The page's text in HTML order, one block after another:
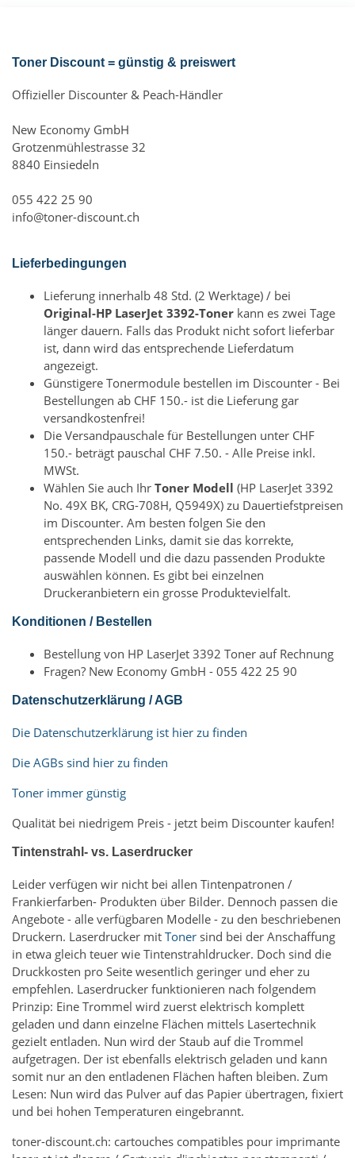
Toner Discount = günstig & preiswert
Offizieller Discounter & Peach-Händler
New Economy GmbH
Grotzenmühlestrasse 32
8840 Einsiedeln
055 422 25 90
info@toner-discount.ch
Lieferbedingungen
Lieferung innerhalb 48 Std. (2 Werktage) / bei
Original-HP LaserJet 3392-Toner kann es zwei Tage
länger dauern. Falls das Produkt nicht sofort lieferbar
ist, dann wird das entsprechende Lieferdatum
angezeigt.
Günstigere Tonermodule bestellen im Discounter - Bei
Bestellungen ab CHF 150.- ist die Lieferung gar
versandkostenfrei!
Die Versandpauschale für Bestellungen unter CHF
150.- beträgt pauschal CHF 7.50. - Alle Preise inkl.
MWSt.
Wählen Sie auch Ihr Toner Modell (HP LaserJet 3392
No. 49X BK, CRG-708H, Q5949X) zu Dauertiefstpreisen
im Discounter. Am besten folgen Sie den
entsprechenden Links, damit sie das korrekte,
passende Modell und die dazu passenden Produkte
auswählen können. Es gibt bei einzelnen
Druckeranbietern ein grosse Produktevielfalt.
Konditionen / Bestellen
Bestellung von HP LaserJet 3392 Toner auf Rechnung
Fragen? New Economy GmbH - 055 422 25 90
Datenschutzerklärung / AGB
Die Datenschutzerklärung ist hier zu finden
Die AGBs sind hier zu finden
Toner immer günstig
Qualität bei niedrigem Preis - jetzt beim Discounter kaufen!
Tintenstrahl- vs. Laserdrucker
Leider verfügen wir nicht bei allen Tintenpatronen /
Frankierfarben- Produkten über Bilder. Dennoch passen die
Angebote - alle verfügbaren Modelle - zu den beschriebenen
Druckern. Laserdrucker mit Toner sind bei der Anschaffung
in etwa gleich teuer wie Tintenstrahldrucker. Doch sind die
Druckkosten pro Seite wesentlich geringer und eher zu
empfehlen. Laserdrucker funktionieren nach folgendem
Prinzip: Eine Trommel wird zuerst elektrisch komplett
geladen und dann einzelne Flächen mittels Lasertechnik
gezielt entladen. Nun wird der Staub auf die Trommel
aufgetragen. Der ist ebenfalls elektrisch geladen und kann
somit nur an den entladenen Flächen haften bleiben. Zum
Lesen: Nun wird das Pulver auf das Papier übertragen, fixiert
und bei hohen Temperaturen eingebrannt.
toner-discount.ch: cartouches compatibles pour imprimante